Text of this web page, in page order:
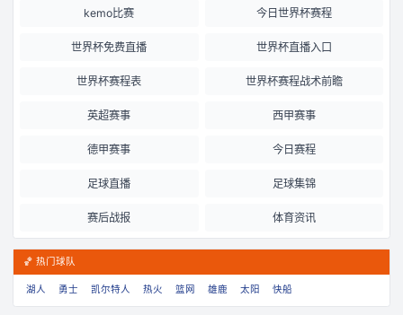
kemo比赛 今日世界杯赛程
世界杯免费直播 世界杯直播入口
世界杯赛程表 世界杯赛程战术前瞻
英超赛事 西甲赛事
德甲赛事 今日赛程
足球直播 足球集锦
赛后战报 体育资讯
🏀 热门球队
湖人 勇士 凯尔特人 热火 篮网 雄鹿 太阳 快船